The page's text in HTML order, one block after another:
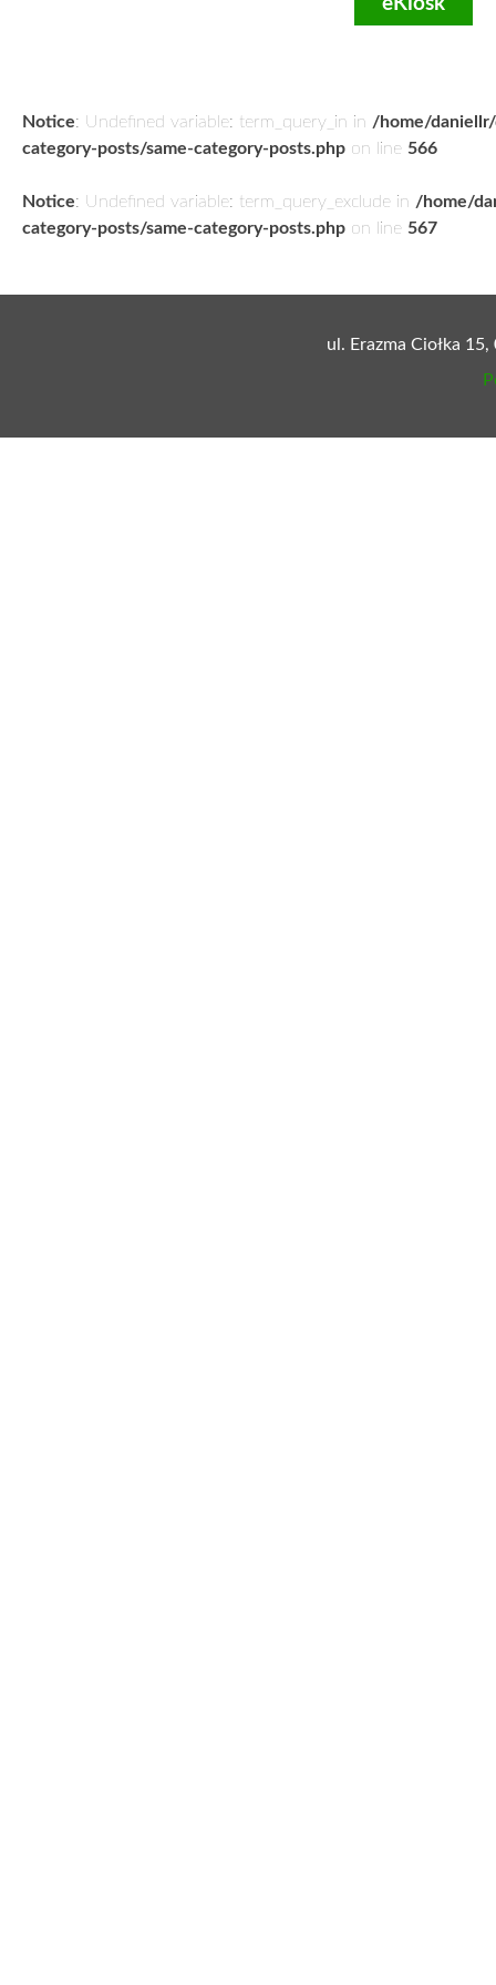
eKiosk
Notice: Undefined variable: term_query_in in /home/
category-posts/same-category-posts.php on line 566
Notice: Undefined variable: term_query_exclude in /home/
category-posts/same-category-posts.php on line 567
ul. Erazma Ciołka